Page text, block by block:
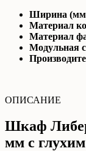
Ширина
Материал
Материал
Модульная
ОПИСАНИЕ
Шкаф
мм с